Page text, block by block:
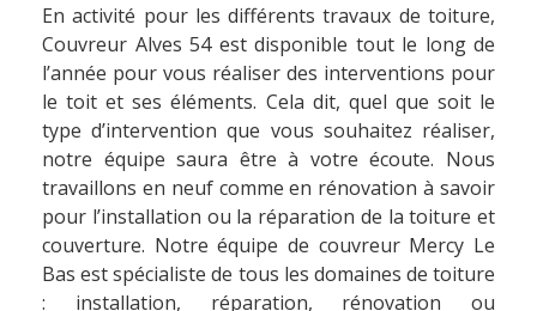
En activité pour les différents travaux de toiture,
Couvreur Alves 54 est disponible tout le long de
l’année pour vous réaliser des interventions pour
le toit et ses éléments. Cela dit, quel que soit le
type d’intervention que vous souhaitez réaliser,
notre équipe saura être à votre écoute. Nous
travaillons en neuf comme en rénovation à savoir
pour l’installation ou la réparation de la toiture et
couverture. Notre équipe de couvreur Mercy Le
Bas est spécialiste de tous les domaines de toiture
: installation, réparation, rénovation ou